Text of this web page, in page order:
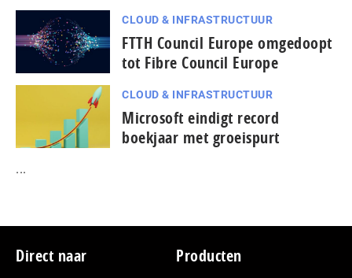
CLOUD & INFRASTRUCTUUR
FTTH Council Europe omgedoopt
tot Fibre Council Europe
CLOUD & INFRASTRUCTUUR
Microsoft eindigt record
boekjaar met groeispurt
...
Footer
Direct naar Producten